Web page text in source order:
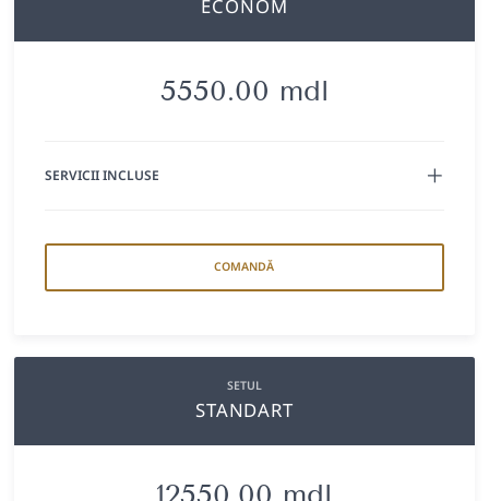
ECONOM
5550.00 mdl
SERVICII INCLUSE
COMANDĂ
SETUL
STANDART